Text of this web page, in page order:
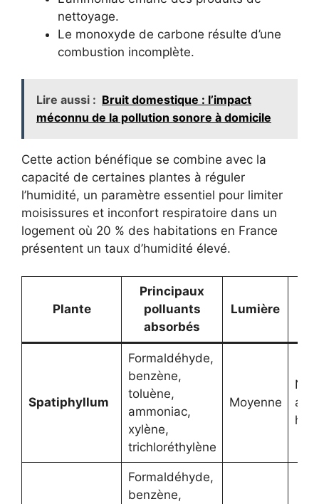
nettoyage.
Le monoxyde de carbone résulte d’une
combustion incomplète.
Lire aussi : Bruit domestique : l’impact
méconnu de la pollution sonore à domicile
Cette action bénéfique se combine avec la
capacité de certaines plantes à réguler
l’humidité, un paramètre essentiel pour limiter
moisissures et inconfort respiratoire dans un
logement où 20 % des habitations en France
présentent un taux d’humidité élevé.
Plante
Principaux
polluants
absorbés
Lumière
Spatiphyllum
Formaldéhyde,
benzène,
toluène,
ammoniac,
xylène,
trichloréthylène
Moyenne
Formaldéhyde,
benzène,